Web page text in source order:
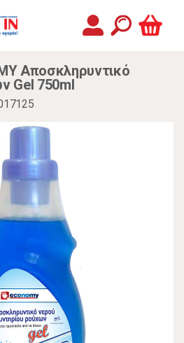
Aποσκληρυντικό
Gel 750ml